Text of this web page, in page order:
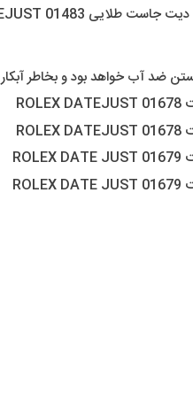
آب خواهد بود و بخاطر